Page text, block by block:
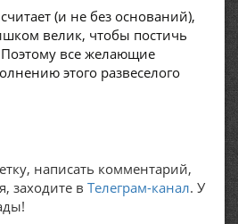
(и не без оснований),
велик, чтобы постичь
все желающие
этого развеселого
написать комментарий,
заходите в Телеграм-канал. У